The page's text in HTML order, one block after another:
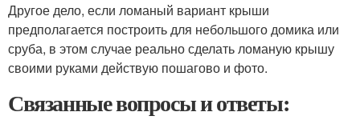
Другое дело, если ломаный вариант крыши
предполагается построить для небольшого домика или
сруба, в этом случае реально сделать ломаную крышу
своими руками действую пошагово и фото.
Связанные вопросы и ответы: